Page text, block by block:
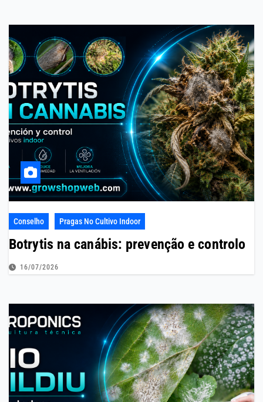
Conselho Pragas No Cultivo Indoor
Botrytis na canábis: prevenção e controlo
16/07/2026